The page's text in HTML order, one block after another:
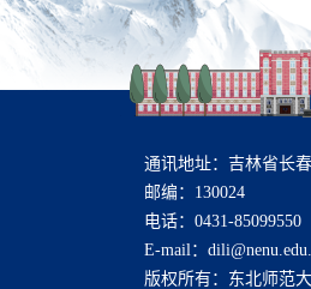
通讯地址：吉林省长
邮编：130024
电话：0431-85099550
E-mail：
版权所有：东北师范